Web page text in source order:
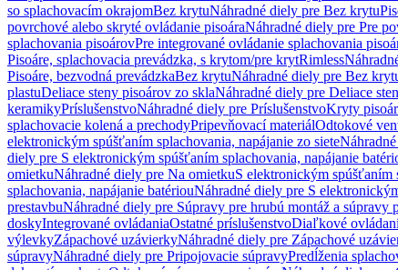
so splachovacím okrajomBez krytuNáhradné diely pre Bez krytu
povrchové alebo skryté ovládanie pisoáraNáhradné diely pre Pre
splachovania pisoárovPre integrované ovládanie splachovania
Pisoáre, splachovacia prevádzka, s krytom/pre krytRimless
Pisoáre, bezvodná prevádzkaBez krytuNáhradné diely pre Bez
plastuDeliace steny pisoárov zo sklaNáhradné diely pre Deliace
keramikyPríslušenstvoNáhradné diely pre PríslušenstvoKryty
splachovacie kolená a prechodyPripevňovací materiálOdtokové
elektronickým spúšťaním splachovania, napájanie zo siete
diely pre S elektronickým spúšťaním splachovania, napájanie
omietkuNáhradné diely pre Na omietkuS elektronickým spúšťaním
splachovania, napájanie batériouNáhradné diely pre S
prestavbuNáhradné diely pre Súpravy pre hrubú montáž a súpravy
doskyIntegrované ovládaniaOstatné príslušenstvoDiaľkové
výlevkyZápachové uzávierkyNáhradné diely pre Zápachové
súpravyNáhradné diely pre Pripojovacie súpravyPredĺženia